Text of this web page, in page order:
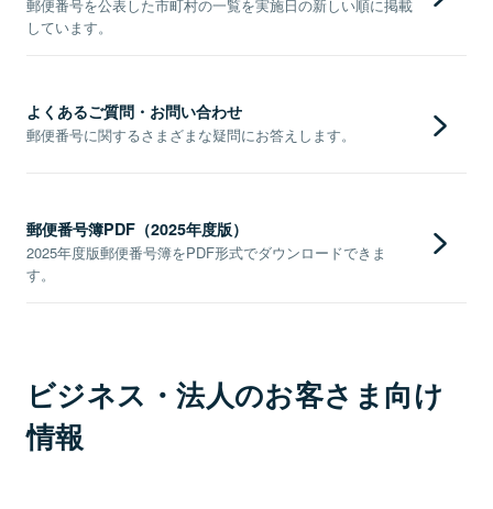
郵便番号を公表した市町村の一覧を実施日の新しい順に掲載
しています。
よくあるご質問・お問い合わせ
郵便番号に関するさまざまな疑問にお答えします。
郵便番号簿PDF（2025年度版）
2025年度版郵便番号簿をPDF形式でダウンロードできま
す。
ビジネス・法人のお客さま向け
情報